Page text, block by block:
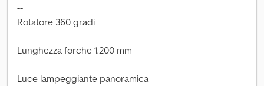
--
Rotatore 360 gradi
--
Lunghezza forche 1.200 mm
--
Luce lampeggiante panoramica